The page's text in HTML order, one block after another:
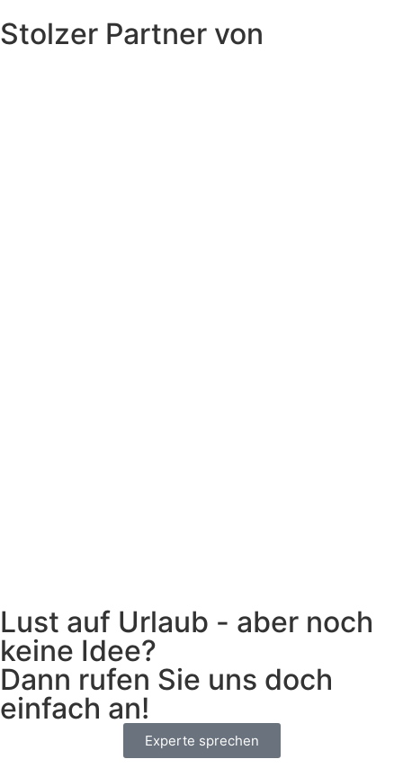
Stolzer Partner von
Lust auf Urlaub - aber noch
keine Idee?
Dann rufen Sie uns doch
einfach an!
Experte sprechen